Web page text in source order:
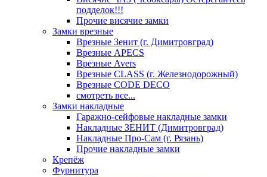
подделок!!!
Прочие висячие замки
Замки врезные
Врезные Зенит (г. Димитровград)
Врезные APECS
Врезные Avers
Врезные CLASS (г. Железнодорожный)
Врезные CODE DECO
смотреть все...
Замки накладные
Гаражно-сейфовые накладные замки
Накладные ЗЕНИТ (Димитровград)
Накладные Про-Сам (г. Рязань)
Прочие накладные замки
Крепёж
Фурнитура